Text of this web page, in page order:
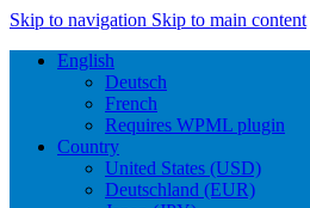
Skip to navigation Skip to main content
English
Deutsch
French
Requires WPML plugin
Country
United States (USD)
Deutschland (EUR)